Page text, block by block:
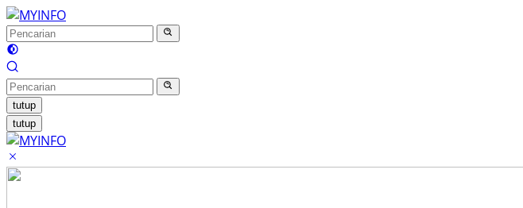
Langsung
ke
konten
tutup
tutup